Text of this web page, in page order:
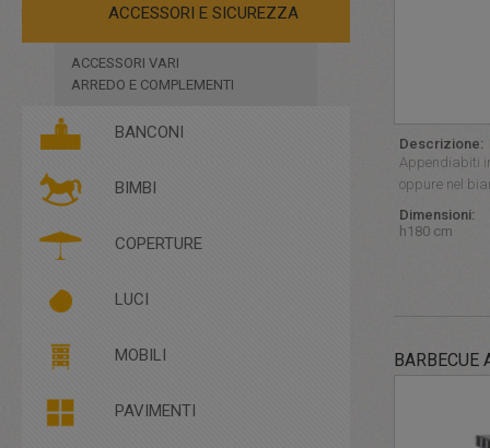
ACCESSORI E SICUREZZA
ACCESSORI VARI
ARREDO E COMPLEMENTI
BANCONI
BIMBI
COPERTURE
LUCI
A SOSPENSIONE
MOBILI
PAVIMENTI
Descrizione:
Appendiabiti
oppure nel
Dimensioni:
h180 cm
BARBECUE